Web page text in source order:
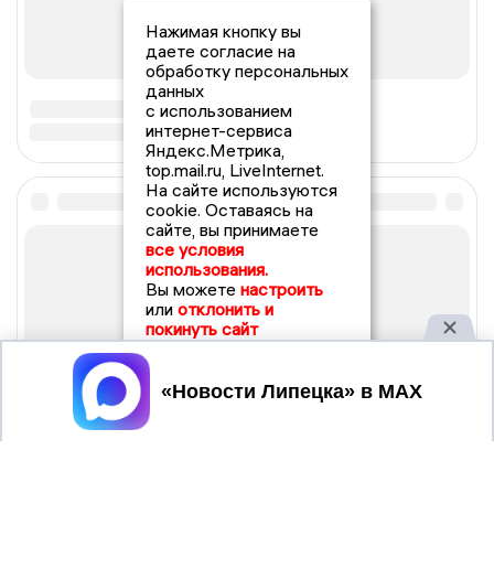
Нажимая кнопку вы
даете согласие на
обработку персональных
данных
с использованием
интернет-сервиса
Яндекс.Метрика,
top.mail.ru, LiveInternet.
На сайте используются
cookie. Оставаясь на
сайте, вы принимаете
все условия
использования.
Вы можете настроить
или отклонить и
покинуть сайт
Принять